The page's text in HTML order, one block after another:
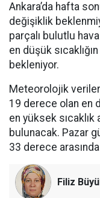
Ankara’da hafta
değişiklik
parçalı bulutlu
en düşük
bekleniyor.
Meteorolojik
19 derece olan en
en yüksek
bulunacak. Pazar
33 derece
Filiz